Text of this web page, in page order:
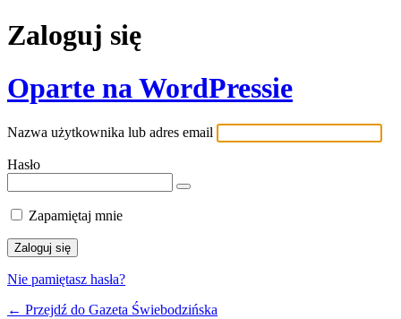
Zaloguj się
Oparte na WordPressie
Nazwa użytkownika lub adres email
Hasło
Zapamiętaj mnie
Nie pamiętasz hasła?
← Przejdź do Gazeta Świebodzińska